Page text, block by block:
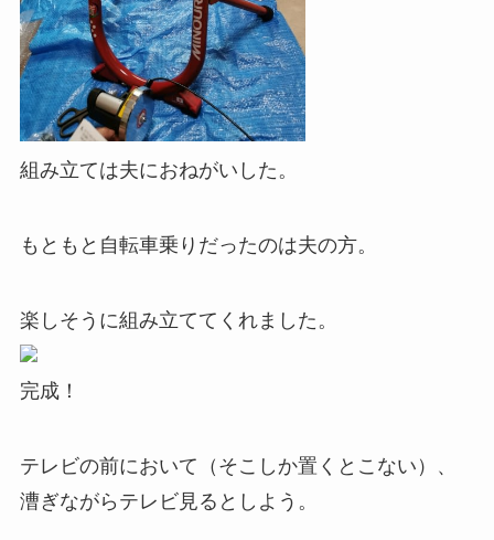
組み立ては夫におねがいした。
もともと自転車乗りだったのは夫の方。
楽しそうに組み立ててくれました。
完成！
テレビの前において（そこしか置くとこない）、
漕ぎながらテレビ見るとしよう。